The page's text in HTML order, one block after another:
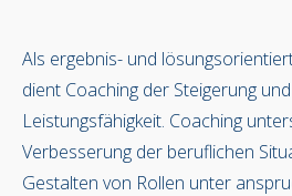
Als ergebnis- und
dient Coaching der Steigerung
Leistungsfähigkeit. Coaching
Verbesserung der beruflichen
Gestalten von Rollen unter